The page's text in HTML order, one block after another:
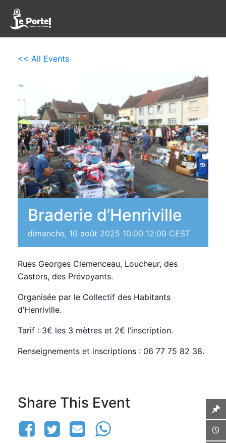
<< All Events
Braderie d’Henriville
dimanche, 10 août 2025 10:00 12:00 CEST
Rues Georges Clemenceau, Loucheur, des
Castors, des Prévoyants.
Organisée par le Collectif des Habitants
d’Henriville.
Tarif : 3€ les 3 mètres et 2€ l’inscription.
Renseignements et inscriptions : 06 77 75 82 38.
Share This Event